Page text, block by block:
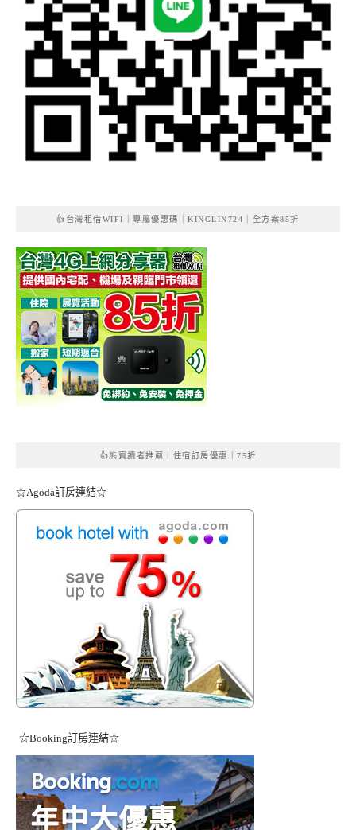
👍台灣租借WIFI｜專屬優惠碼｜KINGLIN724｜全方案85折
👍熊寶讀者推薦｜住宿訂房優惠｜75折
☆Agoda訂房連結☆
☆Booking訂房連結☆